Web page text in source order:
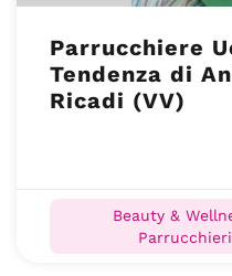
Parrucchiere
Tendenza di
Ricadi (VV)
Beauty &
Parrucchieri